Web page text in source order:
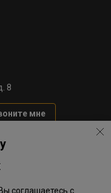
8
мне
соглашаетесь с